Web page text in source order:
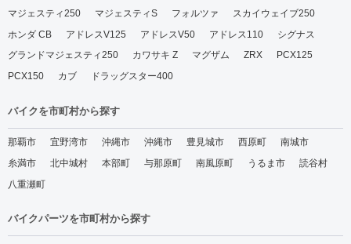
2025年3月(2)
2025年2月(2)
2025年1月(2)
2024年10月(5)
2024年9月(5)
マジェスティ250 マジェスティS フォルツァ
スカイウェイブ250
ホンダ CB
アドレスV125 アドレスV50 アドレス110
シグナス
グランドマジェスティ250
カワサキ Z マグザム ZRX
PCX125
PCX150
カブ ドラッグスター400
バイクを市町村から探す
那覇市 宜野湾市 沖縄市 沖縄市 豊見城市 西原町
南城市
糸満市
北中城村 本部町 与那原町 南風原町 うるま市
読谷村
八重瀬町
バイクパーツを市町村から探す